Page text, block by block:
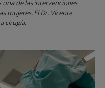
una de las intervenciones
mujeres. El Dr. Vicente
cirugía.